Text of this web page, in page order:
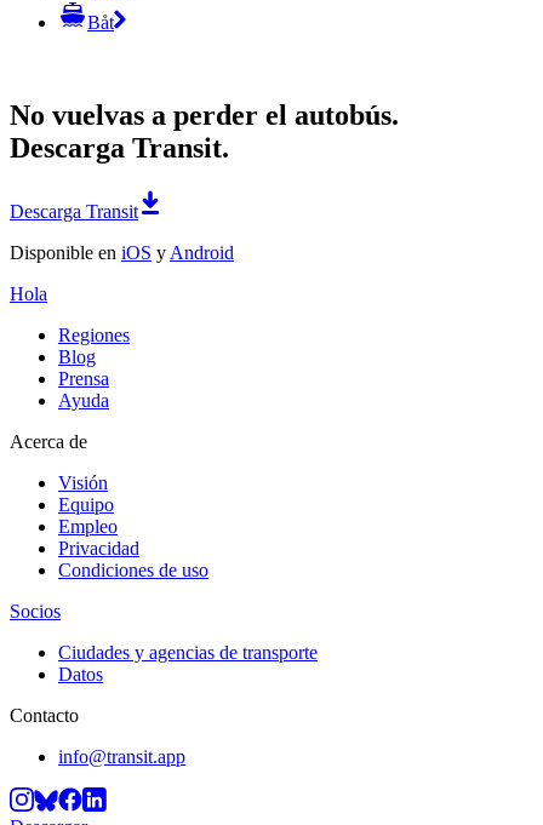
Båt
No vuelvas a perder el autobús.
Descarga Transit.
Descarga Transit
Disponible en iOS y Android
Hola
Regiones
Blog
Prensa
Ayuda
Acerca de
Visión
Equipo
Empleo
Privacidad
Condiciones de uso
Socios
Ciudades y agencias de transporte
Datos
Contacto
info@transit.app